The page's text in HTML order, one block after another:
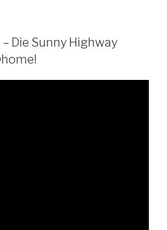
Die Sunny Highway